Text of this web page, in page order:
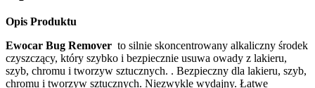
Opis Produktu
Ewocar Bug Remover to silnie skoncentrowany alkaliczny środek
czyszczący, który szybko i bezpiecznie usuwa owady z lakieru,
szyb, chromu i tworzyw sztucznych. . Bezpieczny dla lakieru, szyb,
chromu i tworzyw sztucznych. Niezwykle wydajny. Łatwe